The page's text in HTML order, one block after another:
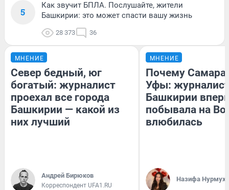
5
Как звучит БПЛА. Послушайте, жители
Башкирии: это может спасти вашу жизнь
28 373 36
МНЕНИЕ
Север бедный, юг
богатый: журналист
проехал все города
Башкирии — какой из
них лучший
Андрей Бирюков
Корреспондент UFA1.RU
МНЕНИЕ
Почему Самара
Уфы:
Башкирии
побывала на
влюбилась
Назифа